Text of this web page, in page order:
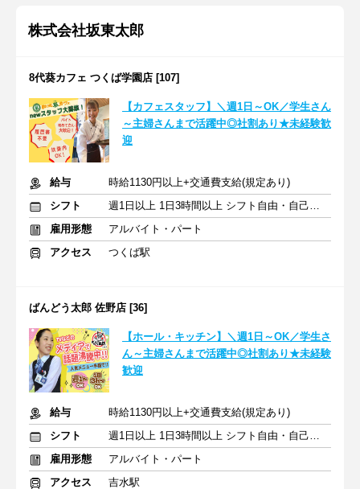
株式会社坂東太郎
8代葵カフェ つくば学園店 [107]
【カフェスタッフ】＼週1日～OK／学生さん
～主婦さんまで活躍中◎社割あり★未経験歓
迎
給与
時給1130円以上+交通費支給(規定あり)
シフト
週1日以上 1日3時間以上 シフト自由・自己申告
雇用形態
アルバイト・パート
アクセス
つくば駅
ばんどう太郎 佐野店 [36]
【ホール・キッチン】＼週1日～OK／学生さ
ん～主婦さんまで活躍中◎社割あり★未経験
歓迎
給与
時給1130円以上+交通費支給(規定あり)
シフト
週1日以上 1日3時間以上 シフト自由・自己申告
雇用形態
アルバイト・パート
アクセス
吉水駅